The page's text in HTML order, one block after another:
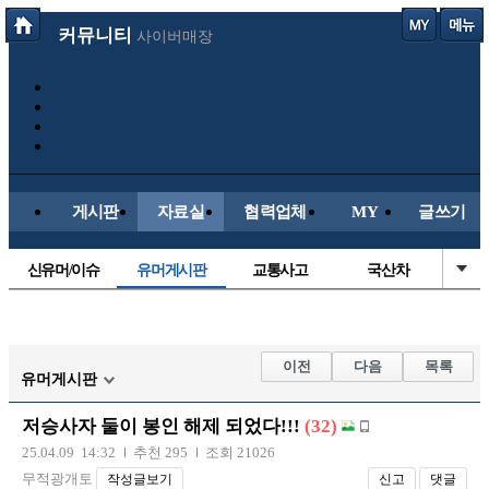
커뮤니티 사이버매장
게시판 자료실 협력업체 MY 글쓰기
신유머/이슈 유머게시판 교통사고 국산차
자유사진 군사/무기
트럭/버스
장착시공사진
유머게시판
이전 다음 목록
저승사자 둘이 봉인 해제 되었다!!! (32)
25.04.09 14:32 추천 295
조회 21026
무적광개토
작성글보기 신고 댓글